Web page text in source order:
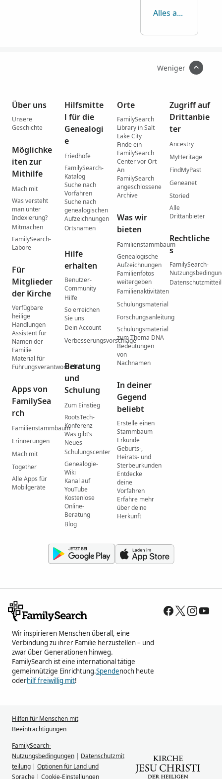
Alles anzeigen
Weniger
Über uns
Unsere
Geschichte
Möglichke
iten zur
Mithilfe
Mach mit
Was versteht
man unter
Indexierung?
Mitmachen
FamilySearch-
Labore
Für
Mitglieder
der Kirche
Verfügbare
heilige
Handlungen
Assistent für
Namen der
Familie
Material für
Führungsverantwortliche
Apps von
FamilySea
rch
Familienstammbaum
Erinnerungen
Mach mit
Together
Alle Apps für
Mobilgeräte
Hilfsmitte
l für die
Genealogi
e
Friedhöfe
FamilySearch-
Katalog
Suche nach
Vorfahren
Suche nach
genealogischen
Aufzeichnungen
Ortsnamen
Hilfe
erhalten
Benutzer-
Community
Hilfe
So erreichen
Sie uns
Dein Account
Verbesserungsvorschläge
Beratung
und
Schulung
Zum Einstieg
RootsTech-
Konferenz
Was gibtʼs
Neues
Schulungscenter
Genealogie-
Wiki
Kanal auf
YouTube
Kostenlose
Online-
Beratung
Blog
Orte
FamilySearch
Library in Salt
Lake City
Finde ein
FamilySearch
Center vor Ort
An
FamilySearch
angeschlossene
Archive
Was wir
bieten
Familienstammbaum
Genealogische
Aufzeichnungen
Familienfotos
weitergeben
Familienaktivitäten
Schulungsmaterial
Forschungsanleitung
Schulungsmaterial
zum Thema DNA
Bedeutungen
von
Nachnamen
In deiner
Gegend
beliebt
Erstelle einen
Stammbaum
Erkunde
Geburts-,
Heirats- und
Sterbeurkunden
Entdecke
deine
Vorfahren
Erfahre mehr
über deine
Herkunft
Zugriff auf
Drittanbie
ter
Ancestry
MyHeritage
FindMyPast
Geneanet
Storied
Alle
Drittanbieter
Rechtliche
s
FamilySearch-
Wir inspirieren Menschen überall, eine
Verbindung zu ihrer Familie herzustellen – und
zwar über Generationen hinweg.
FamilySearch ist eine international tätige
gemeinnützige Einrichtung.Spendenoch heute
oderhilf freiwillig mit!
Hilfen für Menschen mit
Beeinträchtigungen
FamilySearch-
Nutzungsbedingungen | Datenschutzmit
teilung | Optionen für Land und
Sprache | Cookie-Einstellungen